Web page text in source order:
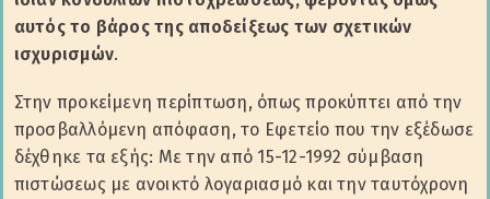
αυτός το βάρος της αποδείξεως των σχετικών
ισχυρισμών.
Στην προκείμενη περίπτωση, όπως προκύπτει από την
προσβαλλόμενη απόφαση, το Εφετείο που την εξέδωσε
δέχθηκε τα εξής: Με την από 15-12-1992 σύμβαση
πιστώσεως με ανοικτό λογαριασμό και την ταυτόχρονη